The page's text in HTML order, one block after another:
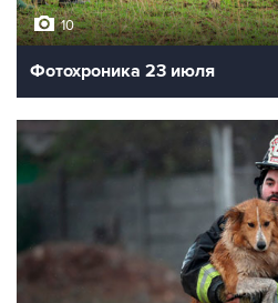
10
Фотохроника 23 июля